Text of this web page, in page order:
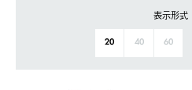
表示形式
20 40 60